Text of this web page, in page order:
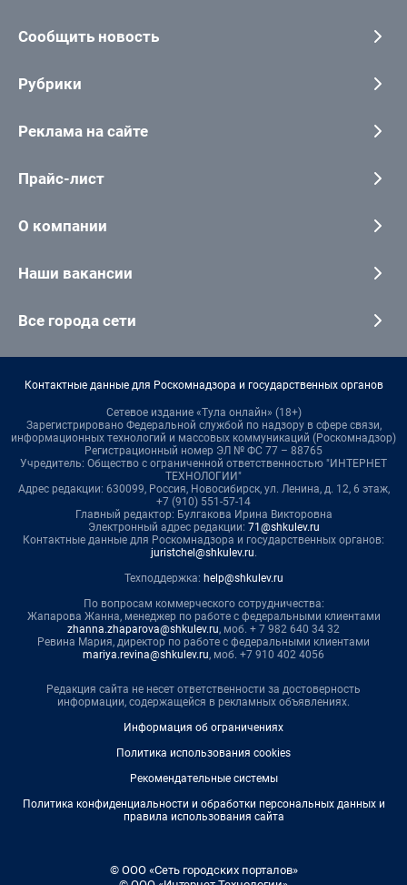
Сообщить новость
Рубрики
Реклама на сайте
Прайс-лист
О компании
Наши вакансии
Все города сети
Контактные данные для Роскомнадзора и государственных органов
Сетевое издание «Тула онлайн» (18+)
Зарегистрировано Федеральной службой по надзору в сфере связи,
информационных технологий и массовых коммуникаций (Роскомнадзор)
Регистрационный номер ЭЛ № ФС 77 – 88765
Учредитель: Общество с ограниченной ответственностью "ИНТЕРНЕТ
ТЕХНОЛОГИИ"
Адрес редакции: 630099, Россия, Новосибирск, ул. Ленина, д. 12, 6 этаж,
+7 (910) 551-57-14
Главный редактор: Булгакова Ирина Викторовна
Электронный адрес редакции: 71@shkulev.ru
Контактные данные для Роскомнадзора и государственных органов:
juristchel@shkulev.ru.
Техподдержка: help@shkulev.ru
По вопросам коммерческого сотрудничества:
Жапарова Жанна, менеджер по работе с федеральными клиентами
zhanna.zhaparova@shkulev.ru, моб. + 7 982 640 34 32
Ревина Мария, директор по работе с федеральными клиентами
mariya.revina@shkulev.ru, моб. +7 910 402 4056
Редакция сайта не несет ответственности за достоверность
информации, содержащейся в рекламных объявлениях.
Информация об ограничениях
Политика использования cookies
Рекомендательные системы
Политика конфиденциальности и обработки персональных данных и
правила использования сайта
© ООО «Сеть городских порталов»